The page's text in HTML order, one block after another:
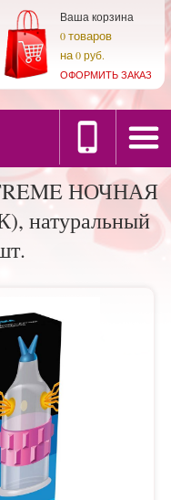
Ваша корзина
0товаров
на0 руб.
ОФОРМИТЬ ЗАКАЗ
НОЧНАЯ
натуральный